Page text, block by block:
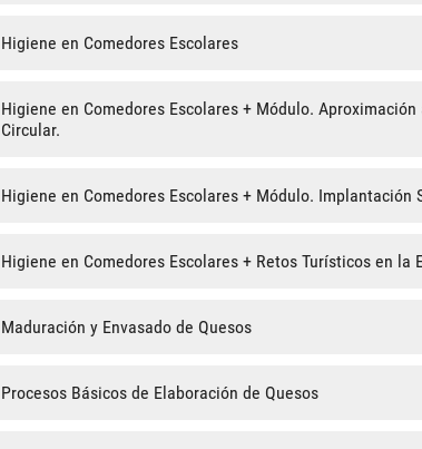
Higiene en Comedores Escolares
Higiene en Comedores Escolares + Módulo.
Circular.
Higiene en Comedores Escolares + Módulo. Implantación
Higiene en Comedores Escolares + Retos Turísticos en la
Maduración y Envasado de Quesos
Procesos Básicos de Elaboración de Quesos